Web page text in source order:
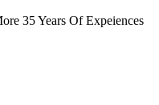
35 Years Of Expeiences